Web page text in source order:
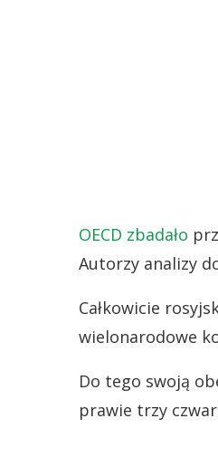
OECD zbadało
Autorzy analizy
Całkowicie
wielonarodowe
Do tego swoją
prawie trzy